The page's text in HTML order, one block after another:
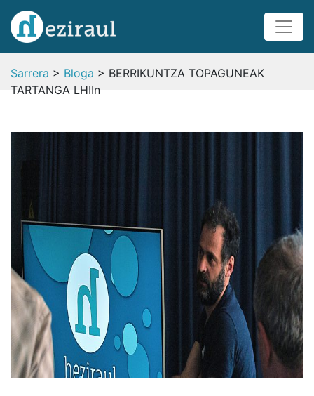
Sarrera > Bloga > BERRIKUNTZA TOPAGUNEAK
TARTANGA LHIIn